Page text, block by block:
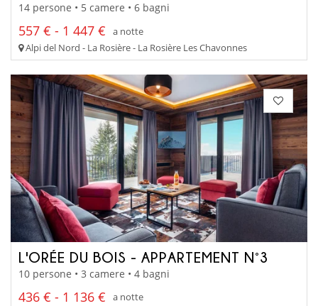
14 persone • 5 camere • 6 bagni
557 € - 1 447 €
a notte
Alpi del Nord - La Rosière - La Rosière Les Chavonnes
L'ORÉE DU BOIS - APPARTEMENT N°3
10 persone • 3 camere • 4 bagni
436 € - 1 136 €
a notte